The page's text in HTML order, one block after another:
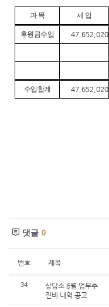
과 목 세 입
후원금수입 47,652,020
수입합계 47,652,020
댓글 0
번호 제목
34
상담소 6월 업무추
진비 내역 공고